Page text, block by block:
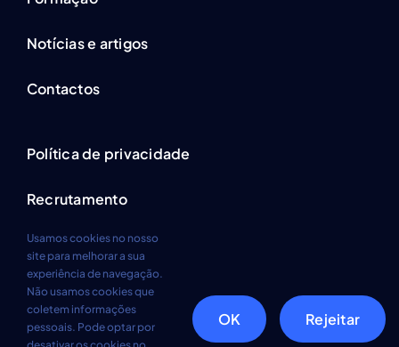
Notícias e artigos
Contactos
Política de privacidade
Recrutamento
© Todos os direitos reservados. • BasePoint Consulting
Services • 2026
Usamos cookies no nosso
site para melhorar a sua
experiência de navegação.
Não usamos cookies que
coletem informações
pessoais. Pode optar por
OK Rejeitar